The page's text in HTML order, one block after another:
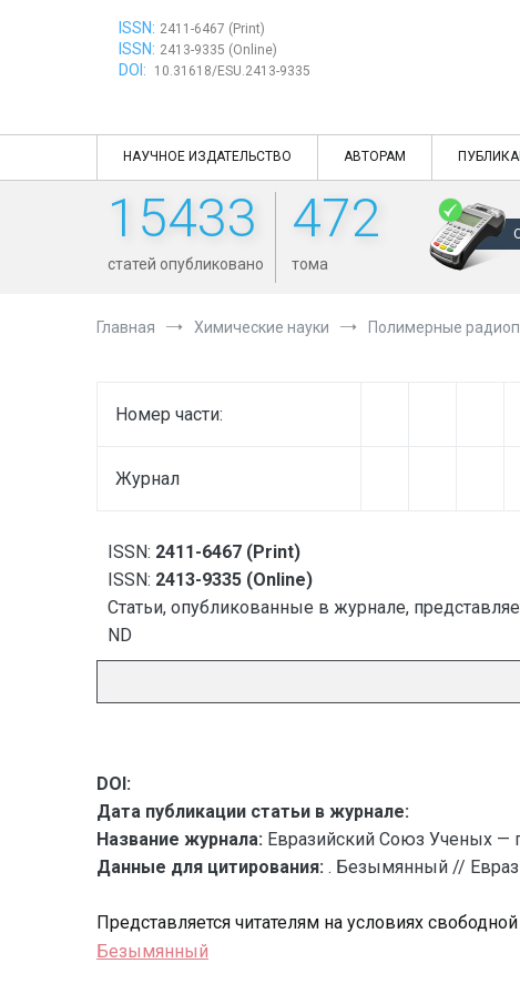
ISSN: 2411-6467 (Print)
ISSN: 2413-9335 (Online)
DOI: 10.31618/ESU.2413-9335
НАУЧНОЕ ИЗДАТЕЛЬСТВО АВТОРАМ
15433
статей опубликовано
472
тома
Главная Химические науки Полимерные
Номер части:
Журнал
ISSN: 2411-6467 (Print)
ISSN: 2413-9335 (Online)
Статьи, опубликованные в журнале,
ND
DOI:
Дата публикации статьи в журнале:
Название журнала: Евразийский Союз Ученых —
Данные для цитирования: . Безымянный //
Представляется читателям на условиях
Безымянный